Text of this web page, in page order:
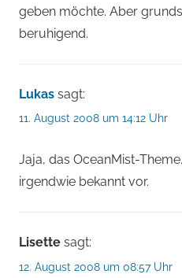
geben möchte. Aber
beruhigend.
Lukas sagt:
11. August 2008 um 14:12 Uhr
Jaja, das OceanMist-
irgendwie bekannt vor.
Lisette sagt:
12. August 2008 um 08:57 Uhr